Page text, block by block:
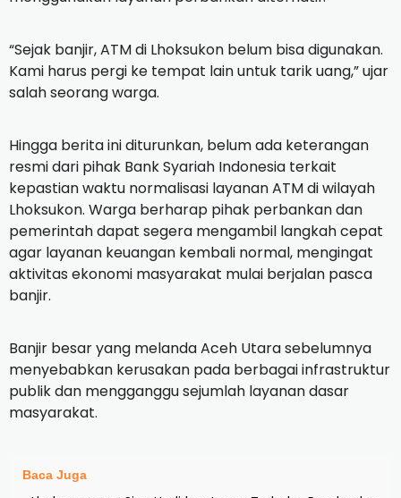
“Sejak banjir, ATM di Lhoksukon belum bisa digunakan.
Kami harus pergi ke tempat lain untuk tarik uang,” ujar
salah seorang warga.
Hingga berita ini diturunkan, belum ada keterangan
resmi dari pihak Bank Syariah Indonesia terkait
kepastian waktu normalisasi layanan ATM di wilayah
Lhoksukon. Warga berharap pihak perbankan dan
pemerintah dapat segera mengambil langkah cepat
agar layanan keuangan kembali normal, mengingat
aktivitas ekonomi masyarakat mulai berjalan pasca
banjir.
Banjir besar yang melanda Aceh Utara sebelumnya
menyebabkan kerusakan pada berbagai infrastruktur
publik dan mengganggu sejumlah layanan dasar
masyarakat.
Baca Juga